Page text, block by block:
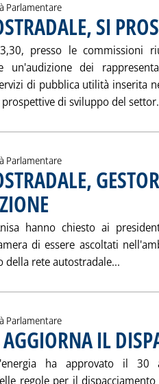
Parlamentare
SI
presso le commissioni
un'audizione dei
di pubblica utilità inserita
di sviluppo del
Parlamentare
2004 alle 15.20.
hanno chiesto ai
di essere ascoltati
della rete autostradale... Leggi
Parlamentare
IL
ha approvato il
regole per il